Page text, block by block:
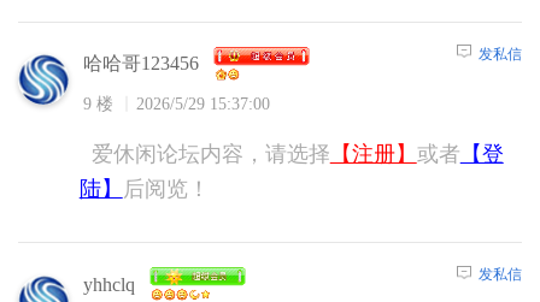
哈哈哥123456
9 楼 2026/5/29 15:37:00
发私信
爱休闲论坛内容，请选择 【注册】 或者 【登
陆】
后阅览！
yhhclq 发私信